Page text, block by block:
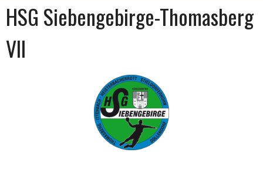
HSG Siebengebirge-Thomasberg
VII